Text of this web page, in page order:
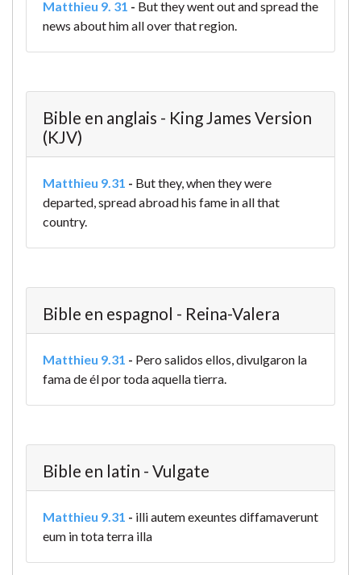
Matthieu 9. 31 - But they went out and spread the
news about him all over that region.
Bible en anglais - King James Version
(KJV)
Matthieu 9.31 - But they, when they were
departed, spread abroad his fame in all that
country.
Bible en espagnol - Reina-Valera
Matthieu 9.31 - Pero salidos ellos, divulgaron la
fama de él por toda aquella tierra.
Bible en latin - Vulgate
Matthieu 9.31 - illi autem exeuntes diffamaverunt
eum in tota terra illa